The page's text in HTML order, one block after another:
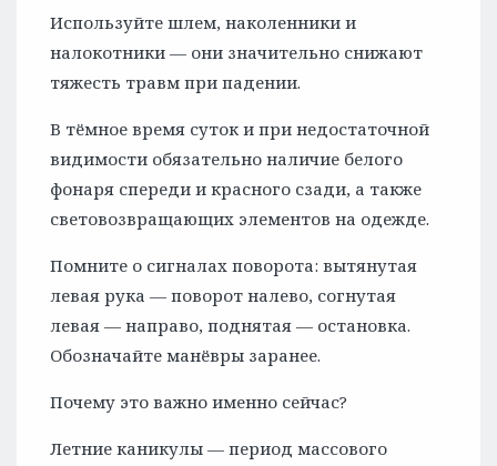
Используйте шлем, наколенники и
налокотники — они значительно снижают
тяжесть травм при падении.
В тёмное время суток и при недостаточной
видимости обязательно наличие белого
фонаря спереди и красного сзади, а также
световозвращающих элементов на одежде.
Помните о сигналах поворота: вытянутая
левая рука — поворот налево, согнутая
левая — направо, поднятая — остановка.
Обозначайте манёвры заранее.
Почему это важно именно сейчас?
Летние каникулы — период массового